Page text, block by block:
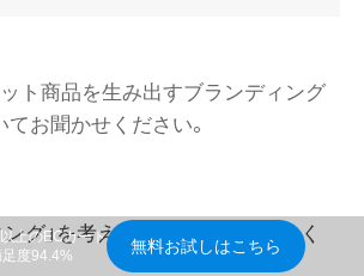
ット商品を生み出すブランディング
お聞かせください。
グ」を考えたことはあんまりなく
上のECカート
度94.4%
無料お試しはこちら